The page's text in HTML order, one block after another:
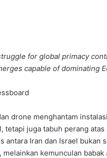
for global primacy
capable of dominating
drone menghantam
juga tabuh perang atas
antara Iran dan Israel bukan
kemunculan